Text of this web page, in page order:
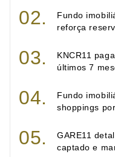
Fundo
reforça
KNCR11
últimos 7
Fundo
shoppings
GARE11
captado e